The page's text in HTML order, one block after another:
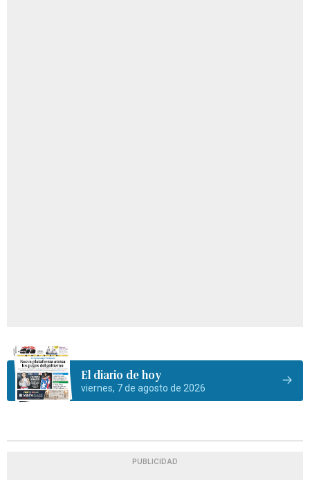
El diario de hoy
viernes, 7 de agosto de 2026
PUBLICIDAD